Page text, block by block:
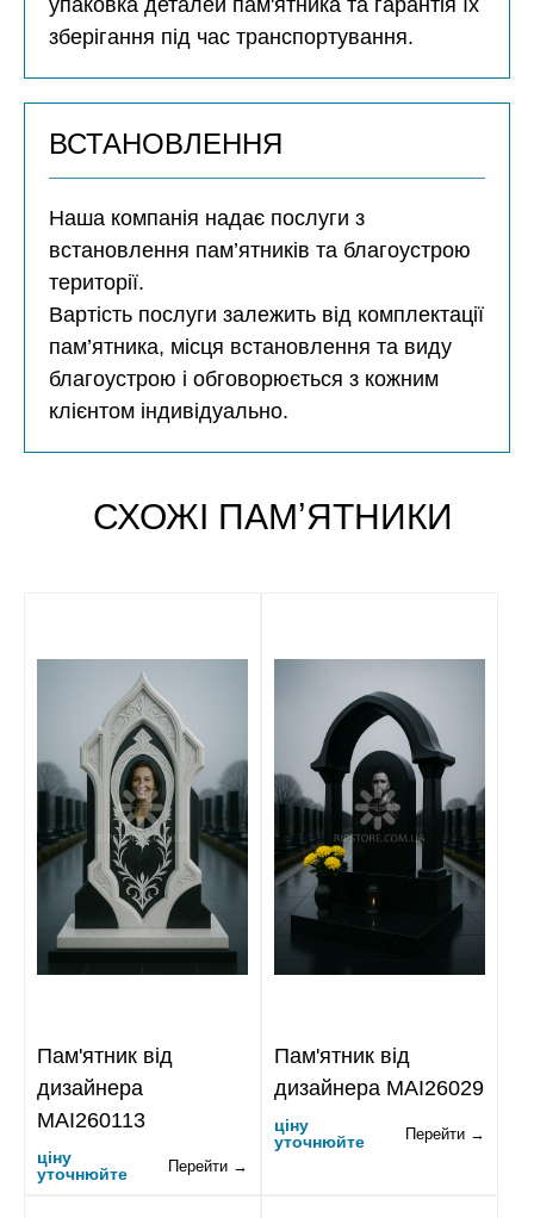
упаковка деталей пам'ятника та гарантія їх
зберігання під час транспортування.
ВСТАНОВЛЕННЯ
Наша компанія надає послуги з
встановлення пам’ятників та благоустрою
території.
Вартість послуги залежить від комплектації
пам’ятника, місця встановлення та виду
благоустрою і обговорюється з кожним
клієнтом індивідуально.
СХОЖІ ПАМʼЯТНИКИ
Пам'ятник від
дизайнера
MAI260113
ціну
уточнюйте
Перейти →
Пам'ятник від
дизайнера MAI26029
ціну
уточнюйте
Перейти →